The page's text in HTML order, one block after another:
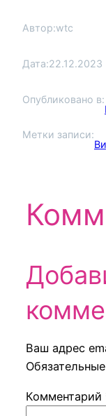
Автор:wtc
Дата:22.12.2023
Опубликовано в:
Метки записи:
Ваш адрес
Комментарий